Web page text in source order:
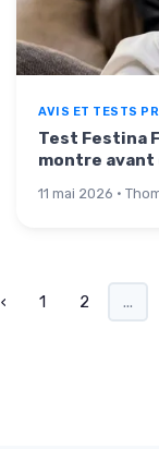
AVIS ET TESTS
Test Festina
montre avant
11 mai 2026 ·
‹ 1 2 ...